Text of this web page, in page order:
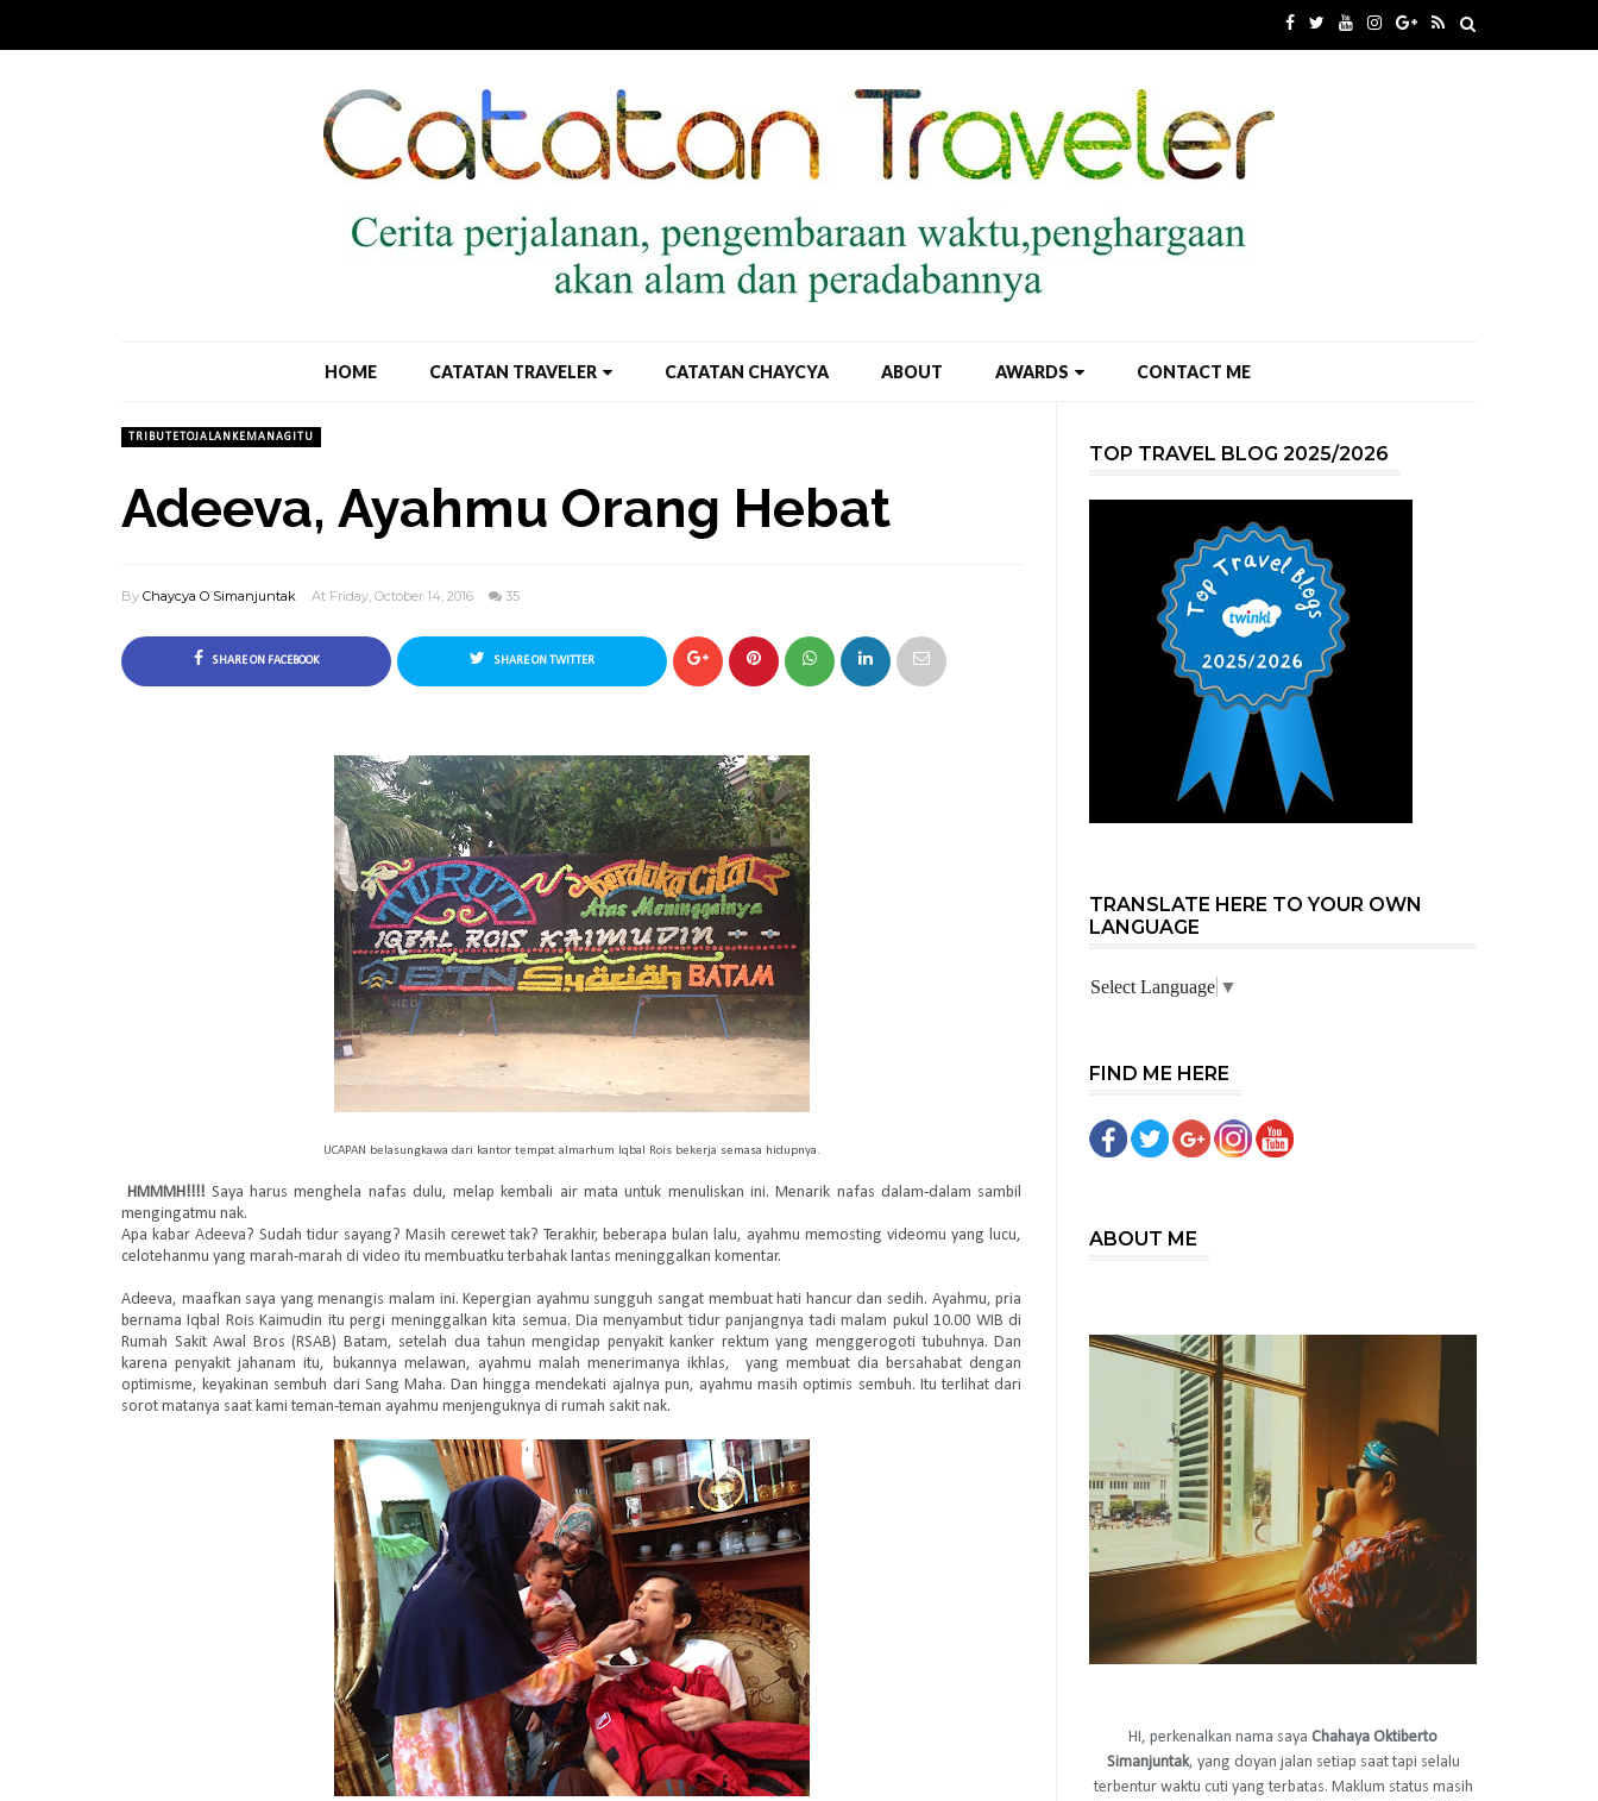
HOME CATATAN TRAVELER CATATAN CHAYCYA ABOUT AWARDS CONTACT ME
TRIBUTETOJALANKEMANAGITU
Adeeva, Ayahmu Orang Hebat
By Chaycya O Simanjuntak At Friday, October 14, 2016 35
SHARE ON FACEBOOK SHARE ON TWITTER
UCAPAN belasungkawa dari kantor tempat almarhum Iqbal Rois bekerja semasa hidupnya.
HMMMH!!!! Saya harus menghela nafas dulu, melap kembali air mata untuk menuliskan ini. Menarik nafas dalam-dalam sambil
mengingatmu nak.
Apa kabar Adeeva? Sudah tidur sayang? Masih cerewet tak? Terakhir, beberapa bulan lalu, ayahmu memosting videomu yang lucu,
celotehanmu yang marah-marah di video itu membuatku terbahak lantas meninggalkan komentar.
Adeeva, maafkan saya yang menangis malam ini. Kepergian ayahmu sungguh sangat membuat hati hancur dan sedih. Ayahmu, pria
bernama Iqbal Rois Kaimudin itu pergi meninggalkan kita semua. Dia menyambut tidur panjangnya tadi malam pukul 10.00 WIB di
Rumah Sakit Awal Bros (RSAB) Batam, setelah dua tahun mengidap penyakit kanker rektum yang menggerogoti tubuhnya. Dan
karena penyakit jahanam itu, bukannya melawan, ayahmu malah menerimanya ikhlas, yang membuat dia bersahabat dengan
optimisme, keyakinan sembuh dari Sang Maha. Dan hingga mendekati ajalnya pun, ayahmu masih optimis sembuh. Itu terlihat dari
sorot matanya saat kami teman-teman ayahmu menjenguknya di rumah sakit nak.
TOP TRAVEL BLOG 2025/2026
TRANSLATE HERE TO YOUR OWN
LANGUAGE
Select Language ▼
FIND ME HERE
ABOUT ME
HI, perkenalkan nama saya Chahaya Oktiberto
Simanjuntak, yang doyan jalan setiap saat tapi selalu
terbentur waktu cuti yang terbatas. Maklum status masih